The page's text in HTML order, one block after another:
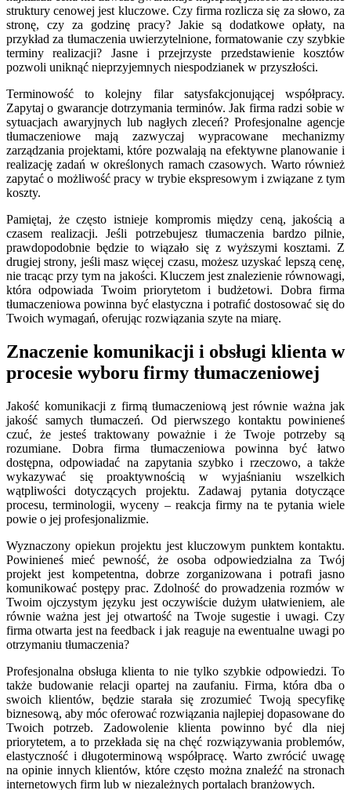
struktury cenowej jest kluczowe. Czy firma rozlicza się za słowo, za
stronę, czy za godzinę pracy? Jakie są dodatkowe opłaty, na
przykład za tłumaczenia uwierzytelnione, formatowanie czy szybkie
terminy realizacji? Jasne i przejrzyste przedstawienie kosztów
pozwoli uniknąć nieprzyjemnych niespodzianek w przyszłości.
Terminowość to kolejny filar satysfakcjonującej współpracy.
Zapytaj o gwarancje dotrzymania terminów. Jak firma radzi sobie w
sytuacjach awaryjnych lub nagłych zleceń? Profesjonalne agencje
tłumaczeniowe mają zazwyczaj wypracowane mechanizmy
zarządzania projektami, które pozwalają na efektywne planowanie i
realizację zadań w określonych ramach czasowych. Warto również
zapytać o możliwość pracy w trybie ekspresowym i związane z tym
koszty.
Pamiętaj, że często istnieje kompromis między ceną, jakością a
czasem realizacji. Jeśli potrzebujesz tłumaczenia bardzo pilnie,
prawdopodobnie będzie to wiązało się z wyższymi kosztami. Z
drugiej strony, jeśli masz więcej czasu, możesz uzyskać lepszą cenę,
nie tracąc przy tym na jakości. Kluczem jest znalezienie równowagi,
która odpowiada Twoim priorytetom i budżetowi. Dobra firma
tłumaczeniowa powinna być elastyczna i potrafić dostosować się do
Twoich wymagań, oferując rozwiązania szyte na miarę.
Znaczenie komunikacji i obsługi klienta w
procesie wyboru firmy tłumaczeniowej
Jakość komunikacji z firmą tłumaczeniową jest równie ważna jak
jakość samych tłumaczeń. Od pierwszego kontaktu powinieneś
czuć, że jesteś traktowany poważnie i że Twoje potrzeby są
rozumiane. Dobra firma tłumaczeniowa powinna być łatwo
dostępna, odpowiadać na zapytania szybko i rzeczowo, a także
wykazywać się proaktywnością w wyjaśnianiu wszelkich
wątpliwości dotyczących projektu. Zadawaj pytania dotyczące
procesu, terminologii, wyceny – reakcja firmy na te pytania wiele
powie o jej profesjonalizmie.
Wyznaczony opiekun projektu jest kluczowym punktem kontaktu.
Powinieneś mieć pewność, że osoba odpowiedzialna za Twój
projekt jest kompetentna, dobrze zorganizowana i potrafi jasno
komunikować postępy prac. Zdolność do prowadzenia rozmów w
Twoim ojczystym języku jest oczywiście dużym ułatwieniem, ale
równie ważna jest jej otwartość na Twoje sugestie i uwagi. Czy
firma otwarta jest na feedback i jak reaguje na ewentualne uwagi po
otrzymaniu tłumaczenia?
Profesjonalna obsługa klienta to nie tylko szybkie odpowiedzi. To
także budowanie relacji opartej na zaufaniu. Firma, która dba o
swoich klientów, będzie starała się zrozumieć Twoją specyfikę
biznesową, aby móc oferować rozwiązania najlepiej dopasowane do
Twoich potrzeb. Zadowolenie klienta powinno być dla niej
priorytetem, a to przekłada się na chęć rozwiązywania problemów,
elastyczność i długoterminową współpracę. Warto zwrócić uwagę
na opinie innych klientów, które często można znaleźć na stronach
internetowych firm lub w niezależnych portalach branżowych.